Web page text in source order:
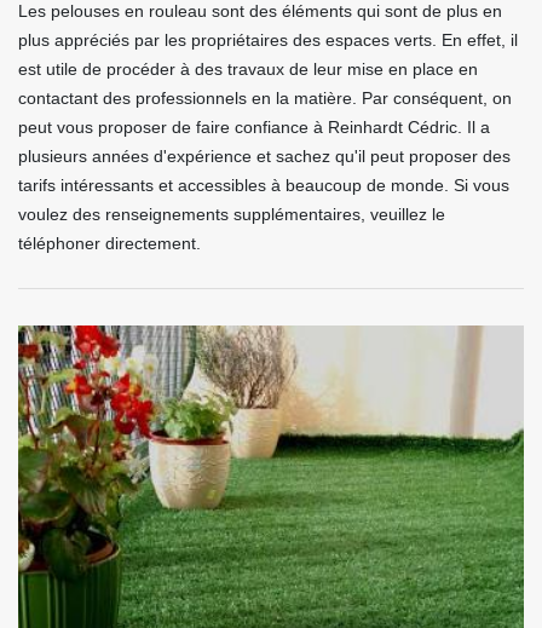
Les pelouses en rouleau sont des éléments qui sont de plus en
plus appréciés par les propriétaires des espaces verts. En effet, il
est utile de procéder à des travaux de leur mise en place en
contactant des professionnels en la matière. Par conséquent, on
peut vous proposer de faire confiance à Reinhardt Cédric. Il a
plusieurs années d'expérience et sachez qu'il peut proposer des
tarifs intéressants et accessibles à beaucoup de monde. Si vous
voulez des renseignements supplémentaires, veuillez le
téléphoner directement.